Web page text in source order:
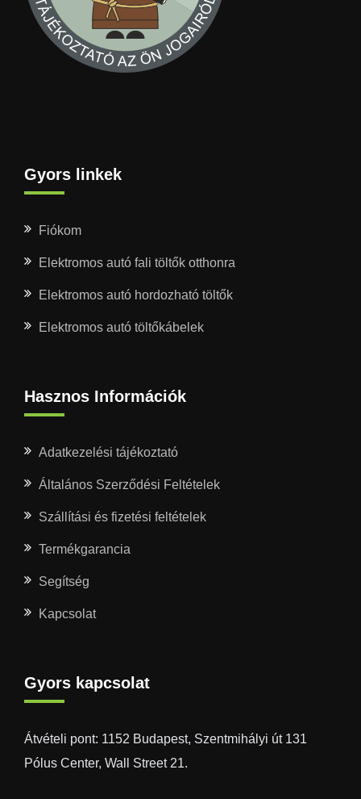
Gyors linkek
Fiókom
Elektromos autó fali töltők otthonra
Elektromos autó hordozható töltők
Elektromos autó töltőkábelek
Hasznos Információk
Adatkezelési tájékoztató
Általános Szerződési Feltételek
Szállítási és fizetési feltételek
Termékgarancia
Segítség
Kapcsolat
Gyors kapcsolat
Átvételi pont: 1152 Budapest, Szentmihályi út 131
Pólus Center, Wall Street 21.